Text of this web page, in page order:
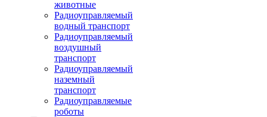
животные
Радиоуправляемый
водный транспорт
Радиоуправляемый
воздушный
транспорт
Радиоуправляемый
наземный
транспорт
Радиоуправляемые
роботы